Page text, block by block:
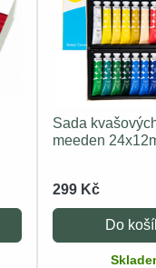
Sada
meeden
299 Kč
Do